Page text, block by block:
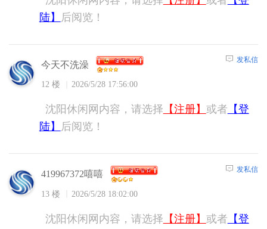
陆】
后阅览！
今天不洗澡
12 楼 2026/5/28 17:56:00
发私信
沈阳休闲网内容，请选择 【注册】 或者 【登
陆】
后阅览！
419967372嘻嘻
13 楼 2026/5/28 18:02:00
发私信
沈阳休闲网内容，请选择 【注册】 或者 【登